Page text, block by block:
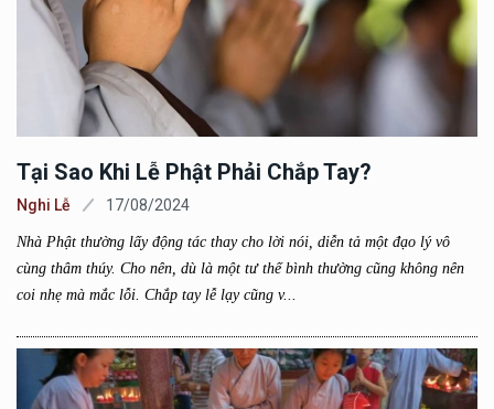
Tại Sao Khi Lễ Phật Phải Chắp Tay?
Nghi Lễ 17/08/2024
Nhà Phật thường lấy động tác thay cho lời nói, diễn tả một đạo lý vô
cùng thâm thúy. Cho nên, dù là một tư thế bình thường cũng không nên
coi nhẹ mà mắc lỗi. Chắp tay lễ lạy cũng v...